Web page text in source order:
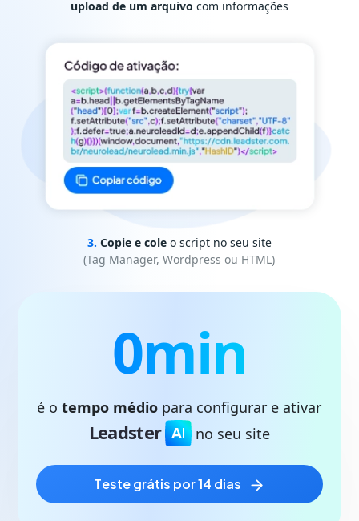
upload de um arquivo com informações
3. Copie e cole o script no seu site
(Tag Manager, Wordpress ou HTML)
0min
é otempo médio para configurar e ativar
Leadster no seu site
teste grátis por 14 dias